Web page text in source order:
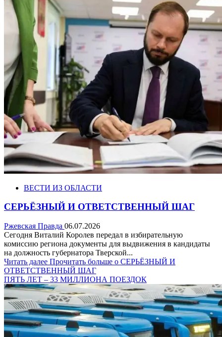
ВЕСТИ ИЗ ОБЛАСТИ
СЕРЬЁЗНЫЙ И ОТВЕТСТВЕННЫЙ ШАГ
Ржевская Правда 06.07.2026
Сегодня Виталий Королев передал в избирательную
комиссию региона документы для выдвижения в кандидаты
на должность губернатора Тверской...
Читать далее Прочитать больше о СЕРЬЁЗНЫЙ И
ОТВЕТСТВЕННЫЙ ШАГ
ПЯТЬ ЛЕТ – 33 МИЛЛИОНА ПОЕЗДОК